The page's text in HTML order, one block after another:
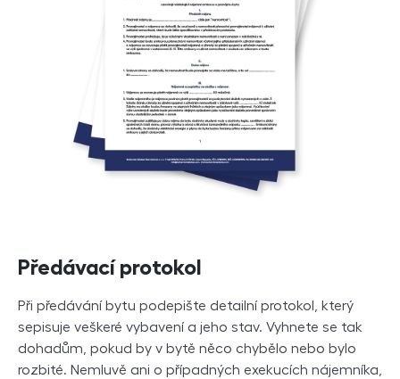
Předávací protokol
Při předávání bytu podepište detailní protokol, který
sepisuje veškeré vybavení a jeho stav. Vyhnete se tak
dohadům, pokud by v bytě něco chybělo nebo bylo
rozbité. Nemluvě ani o případných exekucích nájemníka,